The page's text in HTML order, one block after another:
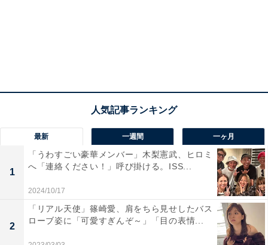
最新 一週間 一ヶ月
1
「うわすごい豪華メンバー」木梨憲武、ヒロミ
へ「連絡ください！」呼び掛ける。ISS...
2024/10/17
2
「リアル天使」篠崎愛、肩をちら見せしたバス
ローブ姿に「可愛すぎんぞ～」「目の表情...